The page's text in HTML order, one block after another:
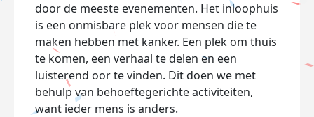
door de meeste evenementen. Het inloophuis
is een onmisbare plek voor mensen die te
maken hebben met kanker. Een plek om thuis
te komen, een verhaal te delen en een
luisterend oor te vinden. Dit doen we met
behulp van behoeftegerichte activiteiten,
want ieder mens is anders.